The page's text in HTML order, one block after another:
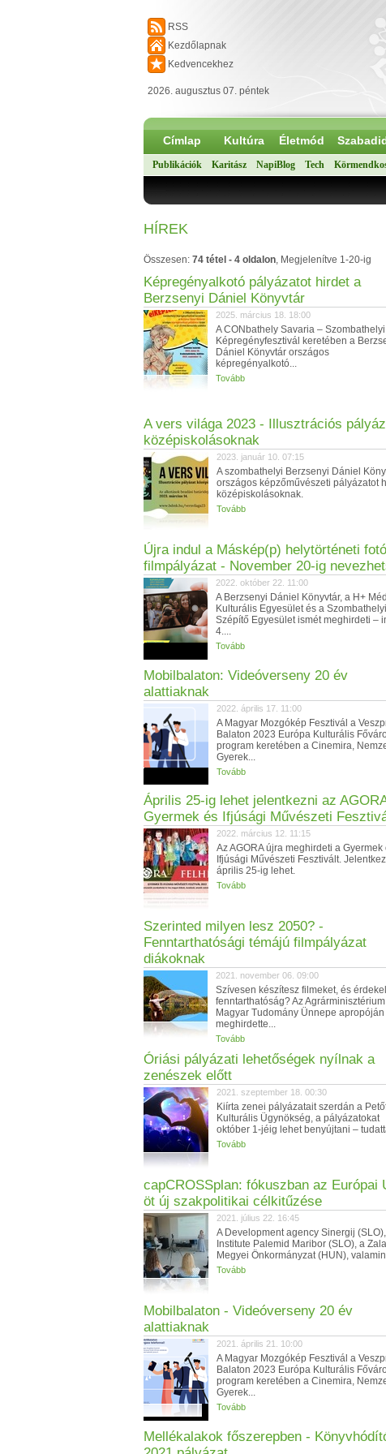
RSS
Kezdőlapnak
Kedvencekhez
2026. augusztus 07. péntek
Címlap Kultúra Életmód
Publikációk Karitász NapiBlog Tech
HÍREK
Összesen: 74 tétel - 4 oldalon, Megjelenítve 1-20-ig
Képregényalkotó pályázatot hirdet a
Berzsenyi Dániel Könyvtár
2025. március 18. 18:00
A CONbathely Savaria – Szombathelyi
Képregényfesztivál keretében a
Dániel Könyvtár országos
képregényalkotó...
Tovább
A vers világa 2023 - Illusztrációs
középiskolásoknak
2023. január 10. 07:15
A szombathelyi Berzsenyi Dániel
országos képzőművészeti pályázatot
középiskolásoknak.
Tovább
Újra indul a Máskép(p) helytörténeti
filmpályázat - November 20-ig
2022. október 22. 11:00
A Berzsenyi Dániel Könyvtár, a H+
Kulturális Egyesület és a Szombathelyi
Szépítő Egyesület ismét meghirdeti –
4....
Tovább
Mobilbalaton: Videóverseny 20 év
alattiaknak
2022. április 17. 11:00
A Magyar Mozgókép Fesztivál a
Balaton 2023 Európa Kulturális
program keretében a Cinemira,
Gyerek...
Tovább
Április 25-ig lehet jelentkezni az
Gyermek és Ifjúsági Művészeti
2022. március 12. 11:15
Az AGORA újra meghirdeti a Gyermek
Ifjúsági Művészeti Fesztivált.
április 25-ig lehet.
Tovább
Szerinted milyen lesz 2050? -
Fenntarthatósági témájú filmpályázat
diákoknak
2021. november 06. 09:00
Szívesen készítesz filmeket, és
fenntarthatóság? Az
Magyar Tudomány Ünnepe apropóján
meghirdette...
Tovább
Óriási pályázati lehetőségek nyílnak a
zenészek előtt
2021. szeptember 18. 00:30
Kiírta zenei pályázatait szerdán a
Kulturális Ügynökség, a pályázatokat
október 1-jéig lehet benyújtani –
Tovább
capCROSSplan: fókuszban az Európai
öt új szakpolitikai célkitűzése
2021. július 22. 16:45
A Development agency Sinergij
Institute Palemid Maribor (SLO), a Zala
Megyei Önkormányzat (HUN),
Tovább
Mobilbalaton - Videóverseny 20 év
alattiaknak
2021. április 21. 10:00
A Magyar Mozgókép Fesztivál a
Balaton 2023 Európa Kulturális
program keretében a Cinemira,
Gyerek...
Tovább
Mellékalakok főszerepben -